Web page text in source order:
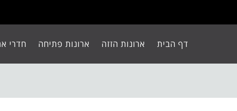
דף הבית ארונות הזזה ארונות פתיחה חדרי